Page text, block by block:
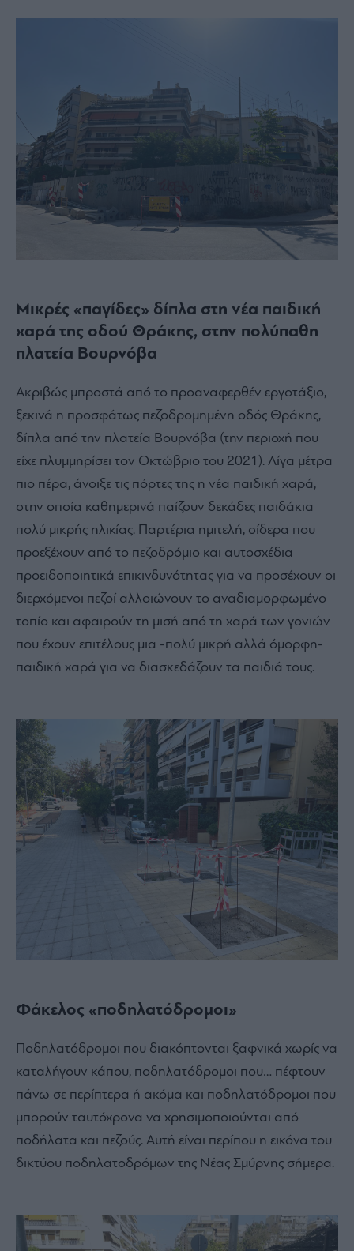
Μικρές «παγίδες» δίπλα στη νέα παιδική
χαρά της οδού Θράκης, στην πολύπαθη
πλατεία Βουρνόβα
Ακριβώς μπροστά από το προαναφερθέν εργοτάξιο,
ξεκινά η προσφάτως πεζοδρομημένη οδός Θράκης,
δίπλα από την πλατεία Βουρνόβα (την περιοχή που
είχε πλυμμηρίσει τον Οκτώβριο του 2021). Λίγα μέτρα
πιο πέρα, άνοιξε τις πόρτες της η νέα παιδική χαρά,
στην οποία καθημερινά παίζουν δεκάδες παιδάκια
πολύ μικρής ηλικίας. Παρτέρια ημιτελή, σίδερα που
προεξέχουν από το πεζοδρόμιο και αυτοσχέδια
προειδοποιητικά επικινδυνότητας για να προσέχουν οι
διερχόμενοι πεζοί αλλοιώνουν το αναδιαμορφωμένο
τοπίο και αφαιρούν τη μισή από τη χαρά των γονιών
που έχουν επιτέλους μια -πολύ μικρή αλλά όμορφη-
παιδική χαρά για να διασκεδάζουν τα παιδιά τους.
Φάκελος «ποδηλατόδρομοι»
Ποδηλατόδρομοι που διακόπτονται ξαφνικά χωρίς να
καταλήγουν κάπου, ποδηλατόδρομοι που… πέφτουν
πάνω σε περίπτερα ή ακόμα και ποδηλατόδρομοι που
μπορούν ταυτόχρονα να χρησιμοποιούνται από
ποδήλατα και πεζούς. Αυτή είναι περίπου η εικόνα του
δικτύου ποδηλατοδρόμων της Νέας Σμύρνης σήμερα.